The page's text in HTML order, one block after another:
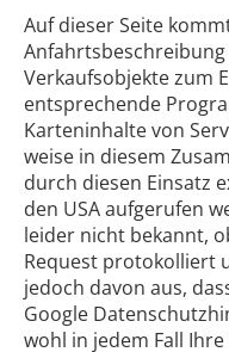
Auf dieser Seite
Verkaufsobjekte zum
entsprechende
Karteninhalte von
weise in diesem
durch diesen Einsatz
den USA aufgerufen
leider nicht bekannt,
Request protokolliert
jedoch davon aus,
Google
wohl in jedem Fall